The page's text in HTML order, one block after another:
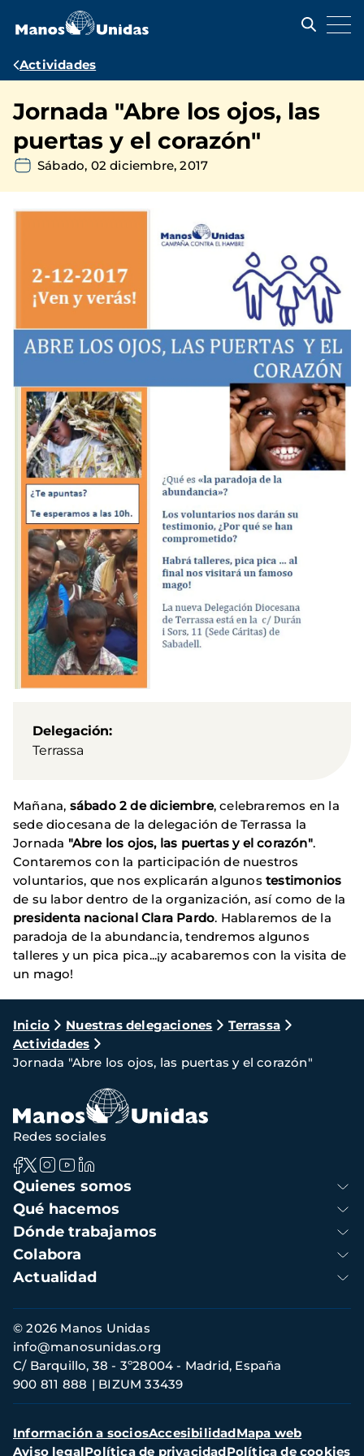
contenido
Ruta
navegación
Actividades
Jornada "Abre los ojos, las
puertas y el corazón"
Sábado, 02 diciembre, 2017
Delegación
Terrassa
Mañana, sábado 2 de diciembre, celebraremos en la
sede diocesana de la delegación de Terrassa la
Jornada "Abre los ojos, las puertas y el corazón".
Contaremos con la participación de nuestros
voluntarios, que nos explicarán algunos testimonios
de su labor dentro de la organización, así como de la
presidenta nacional Clara Pardo. Hablaremos de la
paradoja de la abundancia, tendremos algunos
talleres y un pica pica...¡y acabaremos con la visita de
un mago!
Ruta
de
navegación
Inicio Nuestras delegaciones
Terrassa
Actividades
Jornada "Abre los ojos, las puertas y el corazón"
Navegación
principal
Quienes somos
Qué hacemos
Dónde trabajamos
Colabora
Actualidad
Redes sociales
Información
de
contacto
© 2026 Manos Unidas
C/ Barquillo, 38 - 3º28004 - Madrid, España
900 811 888
BIZUM 33439
info@manosunidas.org
Menú
secundario
Información a sociosAccesibilidadMapa web
Aviso legalPolítica de privacidadPolítica de cookies